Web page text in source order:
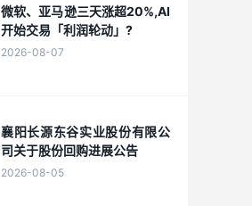
微软、亚马逊三天涨超20%,AI
开始交易「利润轮动」?
2026-08-07
襄阳长源东谷实业股份有限公
司关于股份回购进展公告
2026-08-05